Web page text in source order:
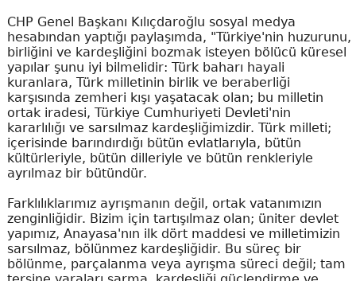
CHP Genel Başkanı Kılıçdaroğlu sosyal medya
hesabından yaptığı paylaşımda, "Türkiye'nin huzurunu,
birliğini ve kardeşliğini bozmak isteyen bölücü küresel
yapılar şunu iyi bilmelidir: Türk baharı hayali
kuranlara, Türk milletinin birlik ve beraberliği
karşısında zemheri kışı yaşatacak olan; bu milletin
ortak iradesi, Türkiye Cumhuriyeti Devleti'nin
kararlılığı ve sarsılmaz kardeşliğimizdir. Türk milleti;
içerisinde barındırdığı bütün evlatlarıyla, bütün
kültürleriyle, bütün dilleriyle ve bütün renkleriyle
ayrılmaz bir bütündür.
Farklılıklarımız ayrışmanın değil, ortak vatanımızın
zenginliğidir. Bizim için tartışılmaz olan; üniter devlet
yapımız, Anayasa'nın ilk dört maddesi ve milletimizin
sarsılmaz, bölünmez kardeşliğidir. Bu süreç bir
bölünme, parçalanma veya ayrışma süreci değil; tam